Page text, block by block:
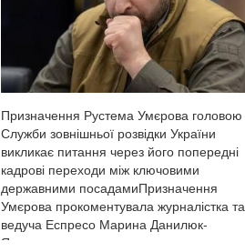
Призначення Рустема Умєрова головою
Служби зовнішньої розвідки України
викликає питання через його попередні
кадрові переходи між ключовими
державними посадамиПризначення
Умєрова прокоментувала журналістка та
ведуча Еспресо Марина Данилюк-
Ярмолаєва у п...